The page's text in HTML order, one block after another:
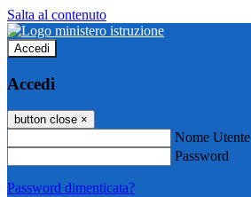
Salta al contenuto
Accedi
Accedi
button close ×
Nome Utente
Password
Password dimenticata?